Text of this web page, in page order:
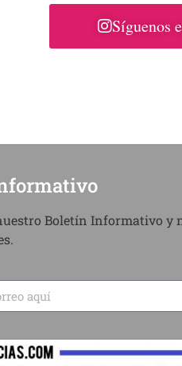
Síguenos
Boletín Informativo y